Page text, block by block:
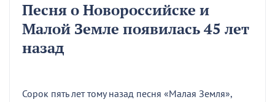
Песня о Новороссийске и
Малой Земле появилась 45 лет
назад
Сорок пять лет тому назад песня «Малая Земля»,